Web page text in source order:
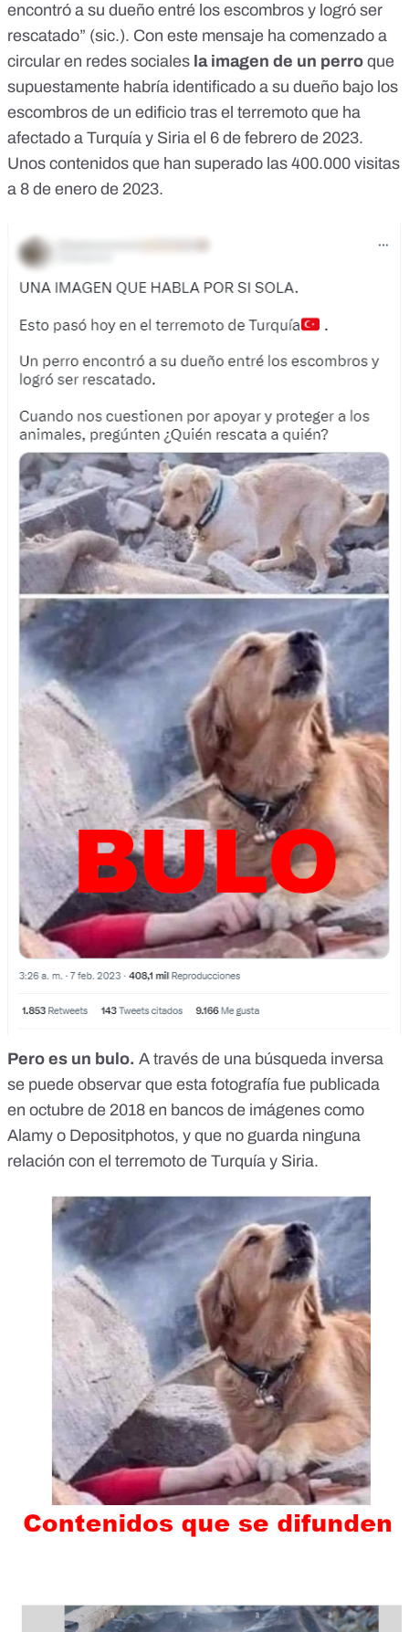
encontró a su dueño entré los escombros y logró ser
rescatado” (sic.). Con este mensaje ha comenzado a
circular en redes sociales la imagen de un perro que
supuestamente habría identificado a su dueño bajo los
escombros de un edificio tras el terremoto que ha
afectado a Turquía y Siria el 6 de febrero de 2023.
Unos contenidos que han superado las 400.000 visitas
a 8 de enero de 2023.
Pero es un bulo. A través de una búsqueda inversa
se puede observar que esta fotografía fue publicada
en octubre de 2018 en bancos de imágenes como
Alamy o Depositphotos, y que no guarda ninguna
relación con el terremoto de Turquía y Siria.